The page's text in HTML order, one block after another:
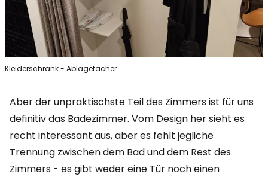
Kleiderschrank - Ablagefächer
Aber der unpraktischste Teil des Zimmers ist für uns
definitiv das Badezimmer. Vom Design her sieht es
recht interessant aus, aber es fehlt jegliche
Trennung zwischen dem Bad und dem Rest des
Zimmers - es gibt weder eine Tür noch einen